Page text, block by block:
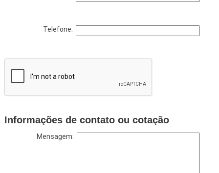
Telefone:
Informações de contato ou cotação
Mensagem: